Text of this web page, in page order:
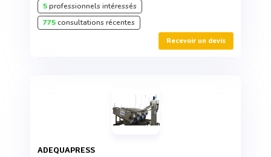
5professionnels intéressés
775consultations récentes
Recevoir un devis
ADEQUAPRESS